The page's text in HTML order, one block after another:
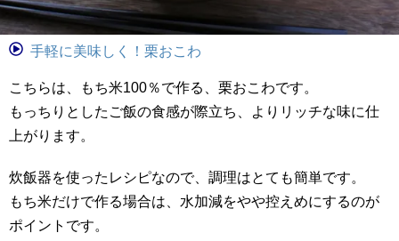
手軽に美味しく！栗おこわ
こちらは、もち米100％で作る、栗おこわです。
もっちりとしたご飯の食感が際立ち、よりリッチな味に仕
上がります。
炊飯器を使ったレシピなので、調理はとても簡単です。
もち米だけで作る場合は、水加減をやや控えめにするのが
ポイントです。